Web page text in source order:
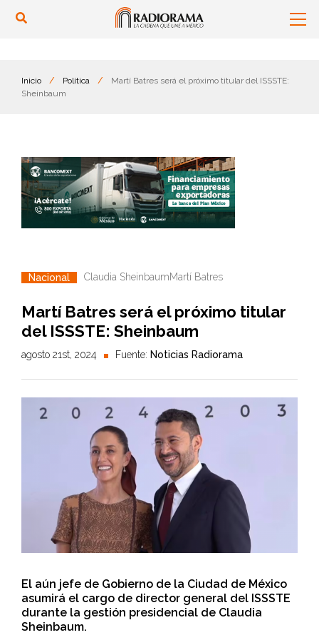
Inicio / Política /
Martí Batres será el próximo titular del ISSSTE:
Sheinbaum
Nacional Claudia SheinbaumMartí Batres
Martí Batres será el próximo titular
del ISSSTE: Sheinbaum
agosto 21st, 2024 Fuente: Noticias Radiorama
El aún jefe de Gobierno de la Ciudad de México
asumirá el cargo de director general del ISSSTE
durante la gestión presidencial de Claudia
Sheinbaum.